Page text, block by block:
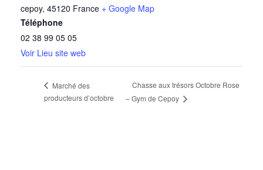
cepoy, 45120 France + Google Map
Téléphone
02 38 99 05 05
Voir Lieu site web
Marché des
producteurs d’octobre
Chasse aux trésors Octobre Rose
– Gym de Cepoy